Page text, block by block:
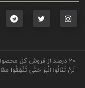
20 درصد از فروش کل
لَنْ تَنَالُوا الْبِرَّ حَتَّى تُنْفِقُوا